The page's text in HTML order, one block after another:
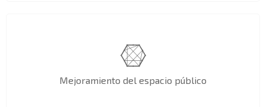
Mejoramiento del espacio público